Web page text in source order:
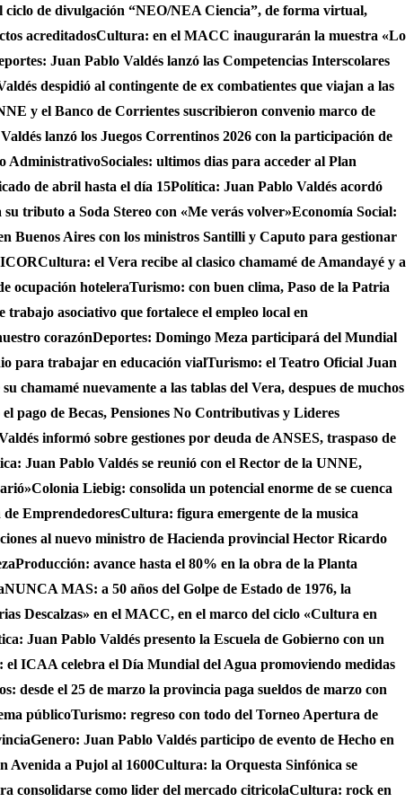
ciclo de divulgación “NEO/NEA Ciencia”, de forma virtual,
acreditadosCultura: en el MACC inaugurarán la muestra «Lo
Juan Pablo Valdés lanzó las Competencias Interscolares
despidió al contingente de ex combatientes que viajan a las
y el Banco de Corrientes suscribieron convenio marco de
lanzó los Juegos Correntinos 2026 con la participación de
AdministrativoSociales: ultimos dias para acceder al Plan
de abril hasta el día 15Política: Juan Pablo Valdés acordó
tributo a Soda Stereo con «Me verás volver»Economía Social:
Buenos Aires con los ministros Santilli y Caputo para gestionar
Cultura: el Vera recibe al clasico chamamé de Amandayé y a
ocupación hoteleraTurismo: con buen clima, Paso de la Patria
asociativo que fortalece el empleo local en
corazónDeportes: Domingo Meza participará del Mundial
para trabajar en educación vialTurismo: el Teatro Oficial Juan
chamamé nuevamente a las tablas del Vera, despues de muchos
el pago de Becas, Pensiones No Contributivas y Lideres
informó sobre gestiones por deuda de ANSES, traspaso de
Juan Pablo Valdés se reunió con el Rector de la UNNE,
Colonia Liebig: consolida un potencial enorme de se cuenca
EmprendedoresCultura: figura emergente de la musica
al nuevo ministro de Hacienda provincial Hector Ricardo
Producción: avance hasta el 80% en la obra de la Planta
NUNCA MAS: a 50 años del Golpe de Estado de 1976, la
Descalzas» en el MACC, en el marco del ciclo «Cultura en
Juan Pablo Valdés presento la Escuela de Gobierno con un
el ICAA celebra el Día Mundial del Agua promoviendo medidas
desde el 25 de marzo la provincia paga sueldos de marzo con
públicoTurismo: regreso con todo del Torneo Apertura de
Genero: Juan Pablo Valdés participo de evento de Hecho en
Avenida a Pujol al 1600Cultura: la Orquesta Sinfónica se
consolidarse como lider del mercado citricolaCultura: rock en